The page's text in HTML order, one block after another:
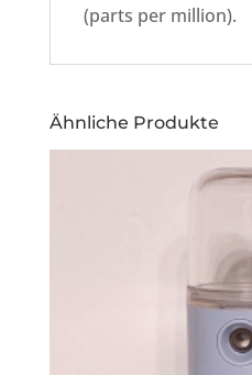
(parts per million).
Ähnliche Produkte